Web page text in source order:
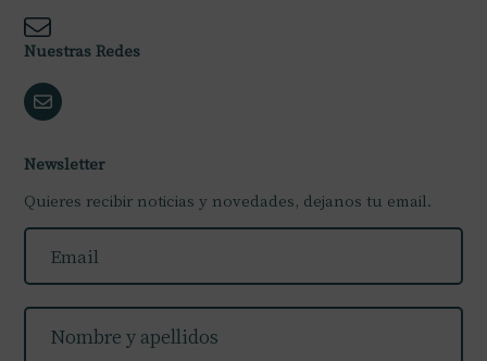
Nuestras Redes
Newsletter
Quieres recibir noticias y novedades, dejanos tu email.